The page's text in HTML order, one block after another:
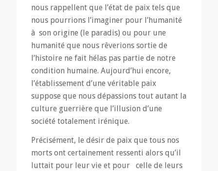
nous rappellent que l’état de paix tels que
nous pourrions l’imaginer pour l’humanité
à son origine (le paradis) ou pour une
humanité que nous rêverions sortie de
l’histoire ne fait hélas pas partie de notre
condition humaine. Aujourd’hui encore,
l’établissement d’une véritable paix
suppose que nous dépassions tout autant la
culture guerrière que l’illusion d’une
société totalement irénique.
Précisément, le désir de paix que tous nos
morts ont certainement ressenti alors qu’il
luttait pour leur vie et pour celle de leurs